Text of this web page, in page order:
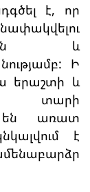
է, որ
և
Ի
երաշտի և
տարի
են առատ
է